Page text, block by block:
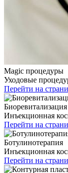
Magic процедуры
Уходовые
Перейти на
Биоревитализация
Инъекционная
Перейти на
Ботулинотерапия
Инъекционная
Перейти на